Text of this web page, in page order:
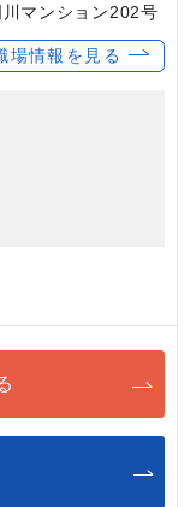
マンション202号
場情報を見る